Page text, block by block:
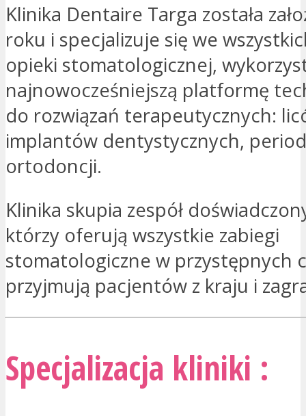
Klinika Dentaire Targa została
roku i specjalizuje się we
opieki stomatologicznej,
najnowocześniejszą platformę
do rozwiązań terapeutycznych:
implantów dentystycznych,
ortodoncji.
Klinika skupia zespół
którzy oferują wszystkie zabiegi
stomatologiczne w przystępnych
przyjmują pacjentów z kraju i
Specjalizacja kliniki :